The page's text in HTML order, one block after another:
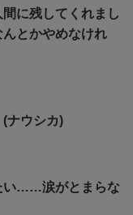
に残してくれまし
とかやめなけれ
ナウシカ)
い……涙がとまらな